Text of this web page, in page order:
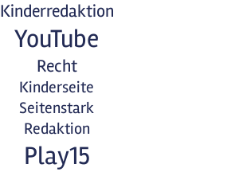
Kinderredaktion
YouTube
Recht
Kinderseite
Seitenstark
Redaktion
Play15